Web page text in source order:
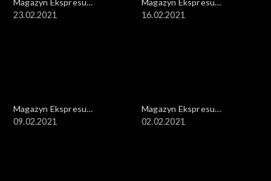
Magazyn Ekspresu
Reporterów
23.02.2021
Magazyn Ekspresu
Reporterów
16.02.2021
Magazyn Ekspresu
Reporterów
09.02.2021
Magazyn Ekspresu
Reporterów
02.02.2021